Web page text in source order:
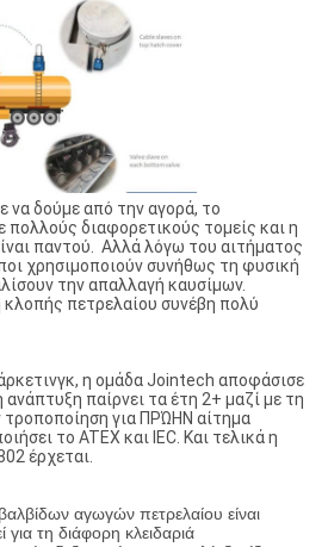
να δούμε από την αγορά, το
πολλούς διαφορετικούς τομείς και η
παντού. Αλλά λόγω του αιτήματος
χρησιμοποιούν συνήθως τη φυσική
την απαλλαγή καυσίμων.
πετρελαίου συνέβη πολύ
η ομάδα Jointech αποφάσισε
παίρνει τα έτη 2+ μαζί με τη
τροποποίηση για ΠΡΏΗΝ αίτημα
το ATEX και IEC. Και τελικά η
έρχεται.
αγωγών πετρελαίου είναι
τη διάφορη κλειδαριά